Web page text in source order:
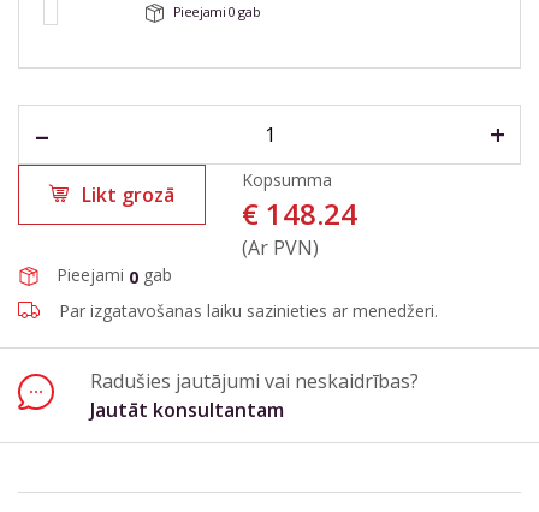
Pieejami0 gab
– +
Likt grozā
Kopsumma
€ 148.24
(Ar PVN)
Pieejami 0 gab
Par izgatavošanas laiku sazinieties ar menedžeri.
Radušies jautājumi vai neskaidrības?
Jautāt konsultantam